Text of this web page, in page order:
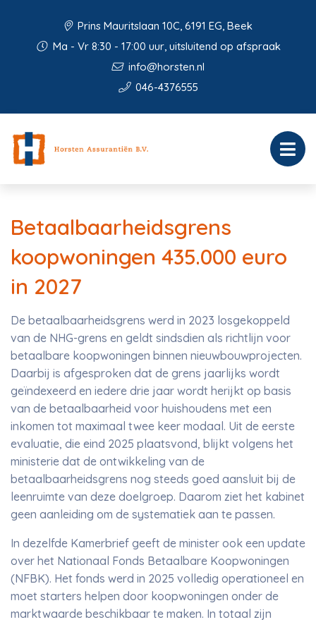
Prins Mauritslaan 10C, 6191 EG, Beek
Ma - Vr 8:30 - 17:00 uur, uitsluitend op afspraak
info@horsten.nl
046-4376555
Betaalbaarheidsgrens
koopwoningen 435.000 euro
in 2027
De betaalbaarheidsgrens werd in 2023 losgekoppeld
van de NHG-grens en geldt sindsdien als richtlijn voor
betaalbare koopwoningen binnen nieuwbouwprojecten.
Daarbij is afgesproken dat de grens jaarlijks wordt
geïndexeerd en iedere drie jaar wordt herijkt op basis
van de betaalbaarheid voor huishoudens met een
inkomen tot maximaal twee keer modaal. Uit de eerste
evaluatie, die eind 2025 plaatsvond, blijkt volgens het
ministerie dat de ontwikkeling van de
betaalbaarheidsgrens nog steeds goed aansluit bij de
leenruimte van deze doelgroep. Daarom ziet het kabinet
geen aanleiding om de systematiek aan te passen.
In dezelfde Kamerbrief geeft de minister ook een update
over het Nationaal Fonds Betaalbare Koopwoningen
(NFBK). Het fonds werd in 2025 volledig operationeel en
moet starters helpen door koopwoningen onder de
marktwaarde beschikbaar te maken. In totaal zijn